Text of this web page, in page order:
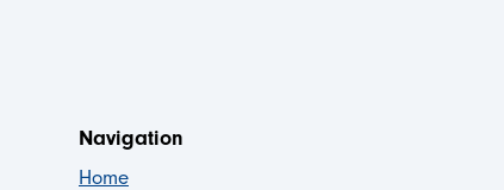
Navigation
Home